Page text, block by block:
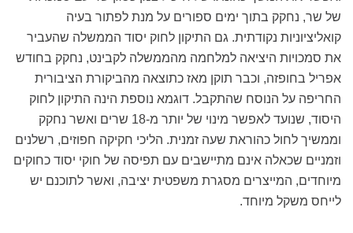
של שר, נחקק בתוך ימים ספורים על מנת לפתור בעיה
קואליציוניות נקודתית. גם התיקון לחוק יסוד הממשלה שהעביר
את סמכויות היציאה למלחמה מהממשלה לקבינט, נחקק בחודש
אפריל בחופזה, וכבר תוקן מאז כתוצאה מהביקורת הציבורית
החריפה על הנוסח שהתקבל. דוגמא נוספת הינה התיקון לחוק
היסוד, שנועד לאפשר מינוי של יותר מ-18 שרים ואשר נחקק
וממשיך לחול כהוראת שעה זמנית. הליכי חקיקה חפוזים, רשלנים
וזמניים שכאלה אינם מתיישבים עם תפיסה של חוקי יסוד כחוקים
מיוחדים, המייצרים מסגרת משפטית יציבה, ואשר לתוכנם יש
לייחס משקל מיוחד.